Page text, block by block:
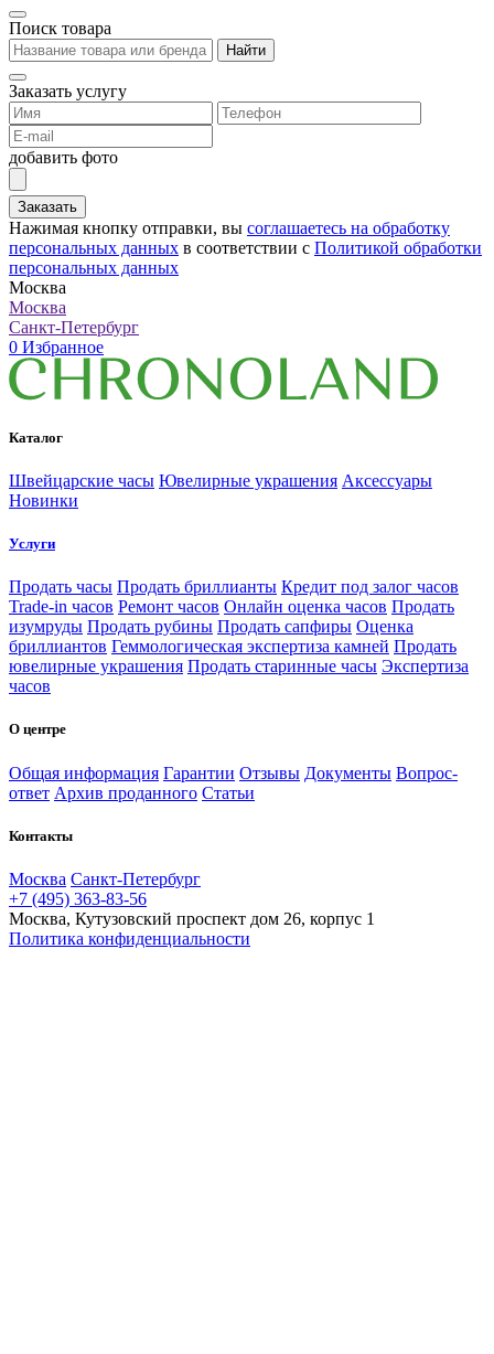
Поиск товара
Найти
Заказать услугу
добавить фото
Заказать
Нажимая кнопку отправки, вы соглашаетесь на обработку
персональных данных в соответствии с Политикой обработки
персональных данных
Москва
Москва
Санкт-Петербург
0 Избранное
Каталог
Швейцарские часы Ювелирные украшения Аксессуары
Новинки
Услуги
Продать часы Продать бриллианты Кредит под залог часов
Trade-in часов Ремонт часов Онлайн оценка часов Продать
изумруды Продать рубины Продать сапфиры Оценка
бриллиантов Геммологическая экспертиза камней Продать
ювелирные украшения Продать старинные часы Экспертиза
часов
О центре
Общая информация Гарантии Отзывы Документы Вопрос-
ответ Архив проданного Статьи
Контакты
Москва Санкт-Петербург
+7 (495) 363-83-56
Москва, Кутузовский проспект дом 26, корпус 1
Политика конфиденциальности